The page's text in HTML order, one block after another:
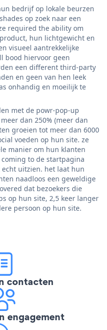
bedrijf op lokale beurzen
op zoek naar een
required the ability om
hun lichtgewicht en
visueel aantrekkelijke
bood hiervoor geen
een different third-party
en geen van hen leek
onhandig en moeilijk te
met de powr-pop-up
dan 250% (meer dan
groeien tot meer dan 6000
voeden op hun site. ze
manier om hun klanten
to de startpagina
uitzien. het laat hun
naadloos een geweldige
dat bezoekers die
op hun site, 2,5 keer langer
persoon op hun site.
contacten
engagement